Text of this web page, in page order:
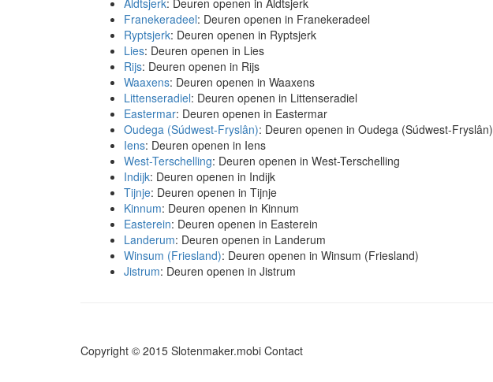
Aldtsjerk: Deuren openen in Aldtsjerk
Franekeradeel: Deuren openen in Franekeradeel
Ryptsjerk: Deuren openen in Ryptsjerk
Lies: Deuren openen in Lies
Rijs: Deuren openen in Rijs
Waaxens: Deuren openen in Waaxens
Littenseradiel: Deuren openen in Littenseradiel
Eastermar: Deuren openen in Eastermar
Oudega (Súdwest-Fryslân): Deuren openen in Oudega (Súdwest-Fryslân)
Iens: Deuren openen in Iens
West-Terschelling: Deuren openen in West-Terschelling
Indijk: Deuren openen in Indijk
Tijnje: Deuren openen in Tijnje
Kinnum: Deuren openen in Kinnum
Easterein: Deuren openen in Easterein
Landerum: Deuren openen in Landerum
Winsum (Friesland): Deuren openen in Winsum (Friesland)
Jistrum: Deuren openen in Jistrum
Copyright © 2015 Slotenmaker.mobi Contact